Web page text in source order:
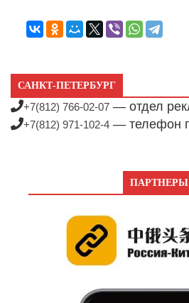
САНКТ-ПЕТЕРБУРГ
+7(812) 766-02-07 — отдел
+7(812) 971-102-4 — телефон
ПАРТНЕРЫ